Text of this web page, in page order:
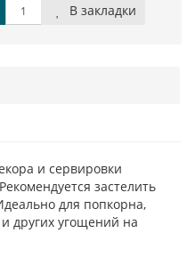
В закладки
и сервировки
застелить
для попкорна,
других угощений на